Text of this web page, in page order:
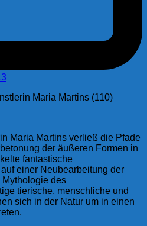
Maria Martins verließ die Pfade
der äußeren Formen in
fantastische
einer Neubearbeitung der
des
tierische, menschliche und
sich in der Natur um in einen